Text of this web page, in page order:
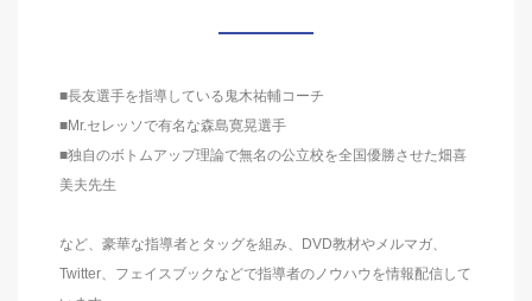
■長友選手を指導している鬼木祐輔コーチ
■Mr.セレッソで有名な森島寛晃選手
■独自のボトムアップ理論で無名の公立校を全国優勝させた畑喜
美夫先生
など、豪華な指導者とタッグを組み、DVD教材やメルマガ、
Twitter、フェイスブックなどで指導者のノウハウを情報配信して